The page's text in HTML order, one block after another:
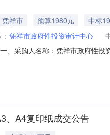
凭祥市 预算1980元
中标
凭祥市政府性投资审计中心
、采购人名称：凭祥市政府性
（4000张）小钢炮/TOPGUN黑
、A4复印纸成交公告